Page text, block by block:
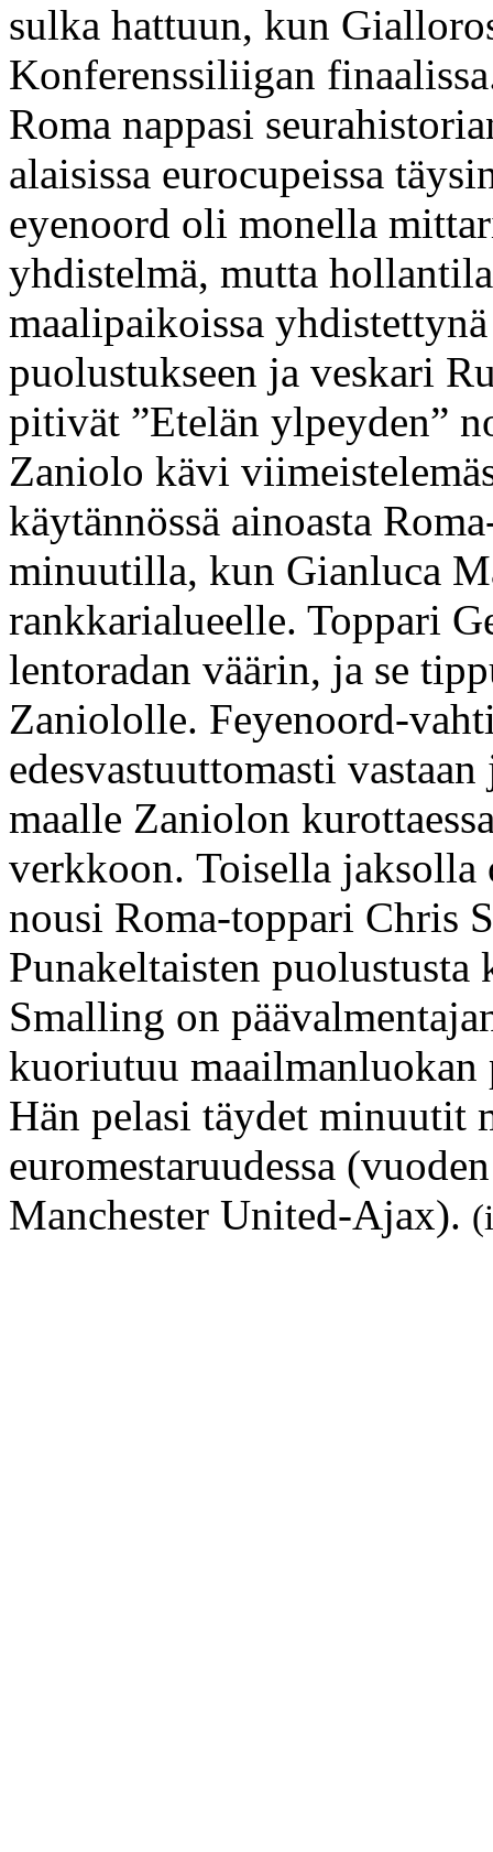
sulka hattuun, kun
Konferenssiliigan
Roma nappasi
alaisissa eurocupeissa
eyenoord oli monella
yhdistelmä, mutta
maalipaikoissa
puolustukseen ja veskari
pitivät ”Etelän ylpeyden”
Zaniolo kävi
käytännössä ainoasta
minuutilla, kun Gianluca
rankkarialueelle. Toppari
lentoradan väärin, ja se
Zaniololle. Feyenoord-
edesvastuuttomasti
maalle Zaniolon
verkkoon. Toisella
nousi Roma-toppari Chris
Punakeltaisten
Smalling on
kuoriutuu maailmanluokan
Hän pelasi täydet minuutit
euromestaruudessa
Manchester United-Ajax).